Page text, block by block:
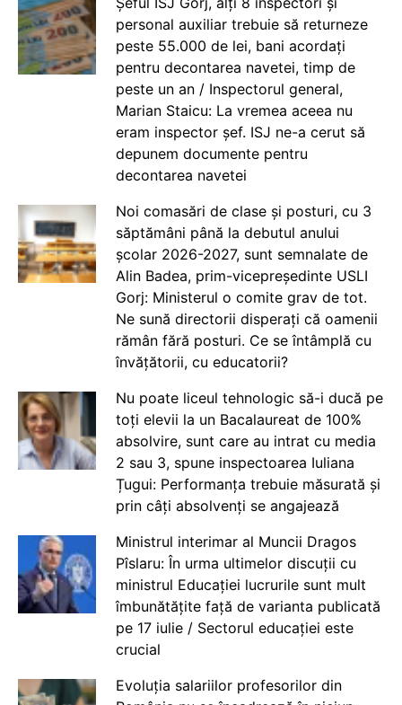
personal auxiliar trebuie să returneze
peste 55.000 de lei, bani acordați
pentru decontarea navetei, timp de
peste un an / Inspectorul general,
Marian Staicu: La vremea aceea nu
eram inspector șef. ISJ ne-a cerut să
depunem documente pentru
decontarea navetei
Noi comasări de clase și posturi, cu 3
săptămâni până la debutul anului
școlar 2026-2027, sunt semnalate de
Alin Badea, prim-vicepreședinte USLI
Gorj: Ministerul o comite grav de tot.
Ne sună directorii disperați că oamenii
rămân fără posturi. Ce se întâmplă cu
învățătorii, cu educatorii?
Nu poate liceul tehnologic să-i ducă pe
toți elevii la un Bacalaureat de 100%
absolvire, sunt care au intrat cu media
2 sau 3, spune inspectoarea Iuliana
Țugui: Performanța trebuie măsurată și
prin câți absolvenți se angajează
Ministrul interimar al Muncii Dragos
Pîslaru: În urma ultimelor discuții cu
ministrul Educației lucrurile sunt mult
îmbunătățite față de varianta publicată
pe 17 iulie / Sectorul educației este
crucial
Evoluția salariilor profesorilor din